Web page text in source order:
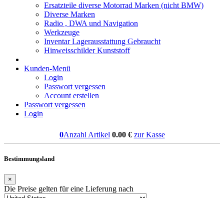
Ersatzteile diverse Motorrad Marken (nicht BMW)
Diverse Marken
Radio , DWA und Navigation
Werkzeuge
Inventar Lagerausstattung Gebraucht
Hinweisschilder Kunststoff
Kunden-Menü
Login
Passwort vergessen
Account erstellen
Passwort vergessen
Login
0Anzahl Artikel 0.00€ zur Kasse
Bestimmungsland
×
Die Preise gelten für eine Lieferung nach